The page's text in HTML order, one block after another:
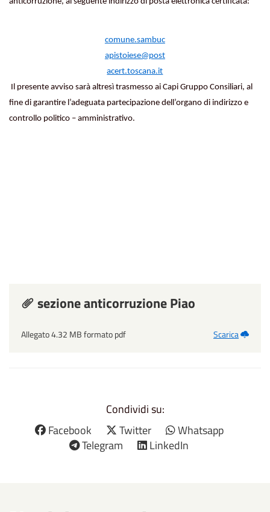
comune.sambuc
apistoiese@post
acert.toscana.it
Il presente avviso sarà altresì trasmesso ai Capi Gruppo Consiliari, al
fine di garantire l’adeguata partecipazione dell’organo di indirizzo e
controllo politico – amministrativo.
sezione anticorruzione Piao
Allegato 4.32 MB formato pdf Scarica
Condividi su:
Facebook
Twitter
Whatsapp
Telegram
LinkedIn